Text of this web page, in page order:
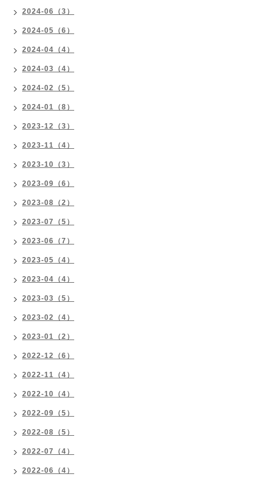
2024-06（3）
2024-05（6）
2024-04（4）
2024-03（4）
2024-02（5）
2024-01（8）
2023-12（3）
2023-11（4）
2023-10（3）
2023-09（6）
2023-08（2）
2023-07（5）
2023-06（7）
2023-05（4）
2023-04（4）
2023-03（5）
2023-02（4）
2023-01（2）
2022-12（6）
2022-11（4）
2022-10（4）
2022-09（5）
2022-08（5）
2022-07（4）
2022-06（4）